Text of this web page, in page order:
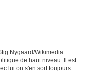
Nygaard/Wikimedia
de haut niveau. Il est
lui on s'en sort toujours.